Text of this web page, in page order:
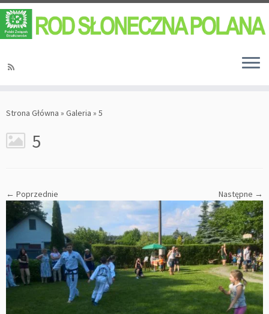
Strona Główna » Galeria » 5
5
← Poprzednie Następne →